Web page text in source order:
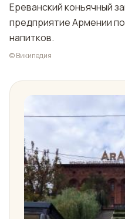
Ереванский коньячный
предприятие Армении
напитков.
© Википедия